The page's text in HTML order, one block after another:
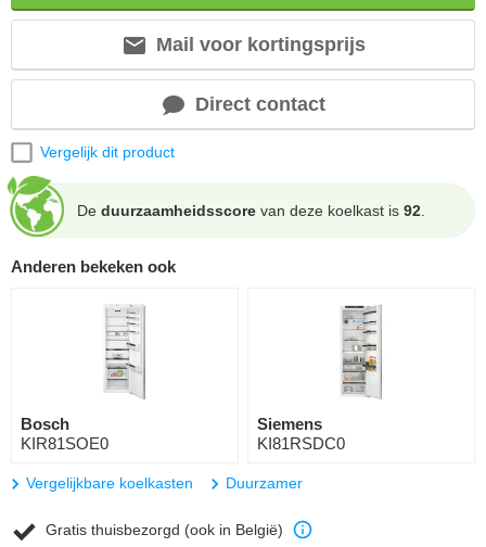
Mail voor kortingsprijs
Direct contact
Vergelijk dit product
De duurzaamheidsscore van deze koelkast is 92.
Anderen bekeken ook
Bosch
KIR81SOE0
Siemens
KI81RSDC0
Vergelijkbare koelkasten Duurzamer
Gratis thuisbezorgd (ook in België)